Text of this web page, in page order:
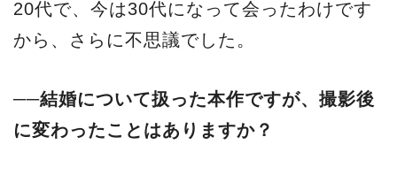
20代で、今は30代になって会ったわけです
から、さらに不思議でした。
──結婚について扱った本作ですが、撮影後
に変わったことはありますか？